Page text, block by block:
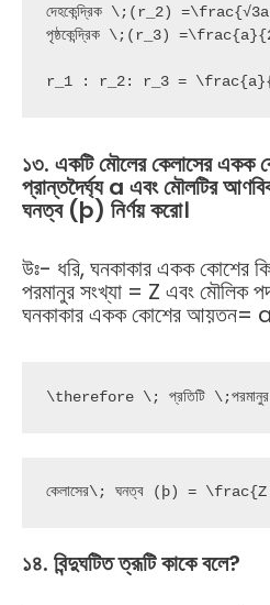
দেহকেন্দ্রিক \;(r_2)
পৃষ্ঠকেন্দ্রিক \;(r_3)
r_1 : r_2: r_3 =
১৩. একটি মৌলের কেলাসের একক
প্রান্তদৈর্ঘ্য a এবং মৌলটির
ঘনত্ব (þ) নির্ণয় করো।
উঃ- ধরি, ঘনকাকার একক কোশের
পরমানুর সংখ্যা = Z এবং মৌলিক
ঘনকাকার একক কোশের আয়তন= a
\therefore \; প্রতিটি
কেলাসের\; ঘনত্ব (þ) =
১৪. বিন্দুঘটিতত্রূটিকাকেবলে?